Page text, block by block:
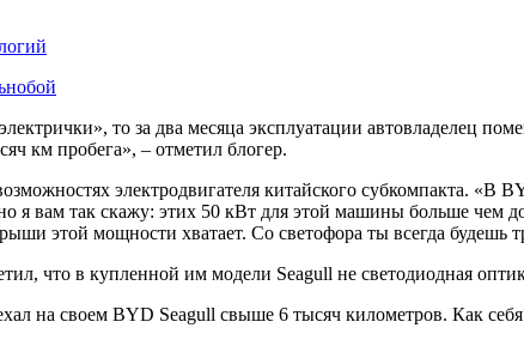
то за два месяца эксплуатации автовладелец
км пробега», – отметил блогер.
электродвигателя китайского субкомпакта.
я вам так скажу: этих 50 кВт для этой машины больше чем
этой мощности хватает. Со светофора ты всегда будешь
что в купленной им модели Seagull не светодиодная